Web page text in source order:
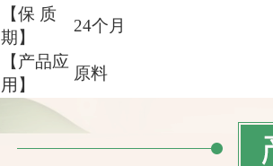
【保 质
期】
24个月
【产品应
用】
原料